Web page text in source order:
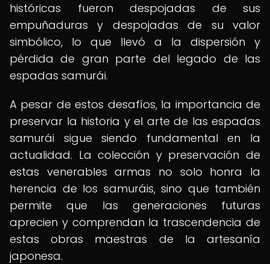
históricas fueron despojadas de sus
empuñaduras y despojadas de su valor
simbólico, lo que llevó a la dispersión y
pérdida de gran parte del legado de las
espadas samurái.
A pesar de estos desafíos, la importancia de
preservar la historia y el arte de las espadas
samurái sigue siendo fundamental en la
actualidad. La colección y preservación de
estas venerables armas no solo honra la
herencia de los samuráis, sino que también
permite que las generaciones futuras
aprecien y comprendan la trascendencia de
estas obras maestras de la artesanía
japonesa.